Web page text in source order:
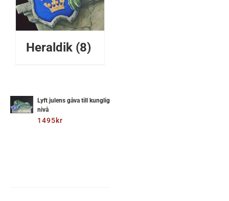
Heraldik (8)
Lyft julens gåva till kunglig
nivå
1495kr